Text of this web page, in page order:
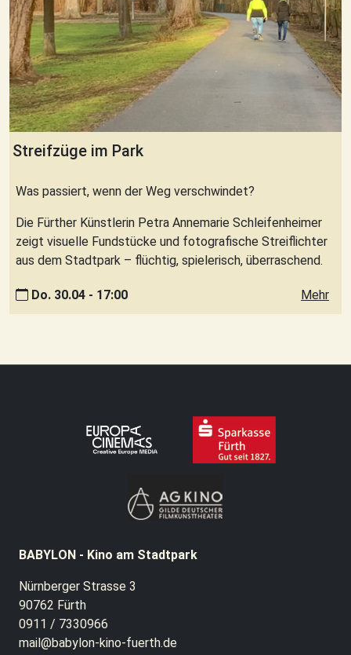
Streifzüge im Park
Do. 30.04 - 17:00
Was passiert, wenn der Weg verschwindet?
Die Fürther Künstlerin Petra Annemarie Schleifenheimer
zeigt visuelle Fundstücke und fotografische Streiflichter
aus dem Stadtpark – flüchtig, spielerisch, überraschend.
Mehr
BABYLON - Kino am Stadtpark
Nürnberger Strasse 3
90762 Fürth
0911 / 7330966
mail@babylon-kino-fuerth.de